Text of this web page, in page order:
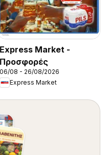
Express Market -
Προσφορές
06/08 - 26/08/2026
Express Market